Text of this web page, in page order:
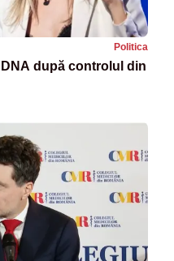
Politica
după controlul din